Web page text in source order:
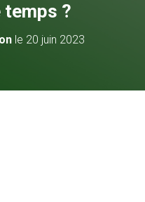
temps ?
le 20 juin 2023